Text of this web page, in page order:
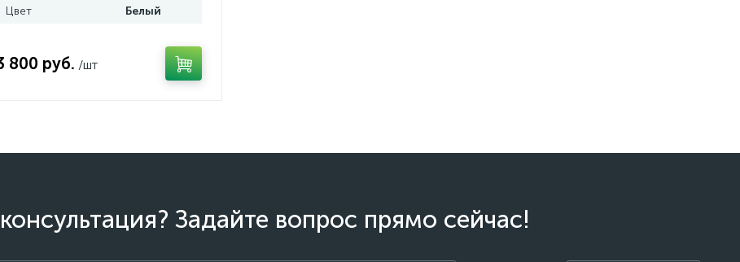
Цвет Белый
800 руб. /шт
Задайте вопрос прямо сейчас!